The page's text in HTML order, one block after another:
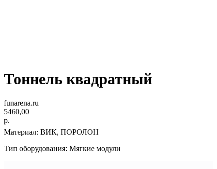
Тоннель квадратный
funarena.ru
5460,00
р.
Материал: ВИК, ПОРОЛОН
Тип оборудования: Мягкие модули